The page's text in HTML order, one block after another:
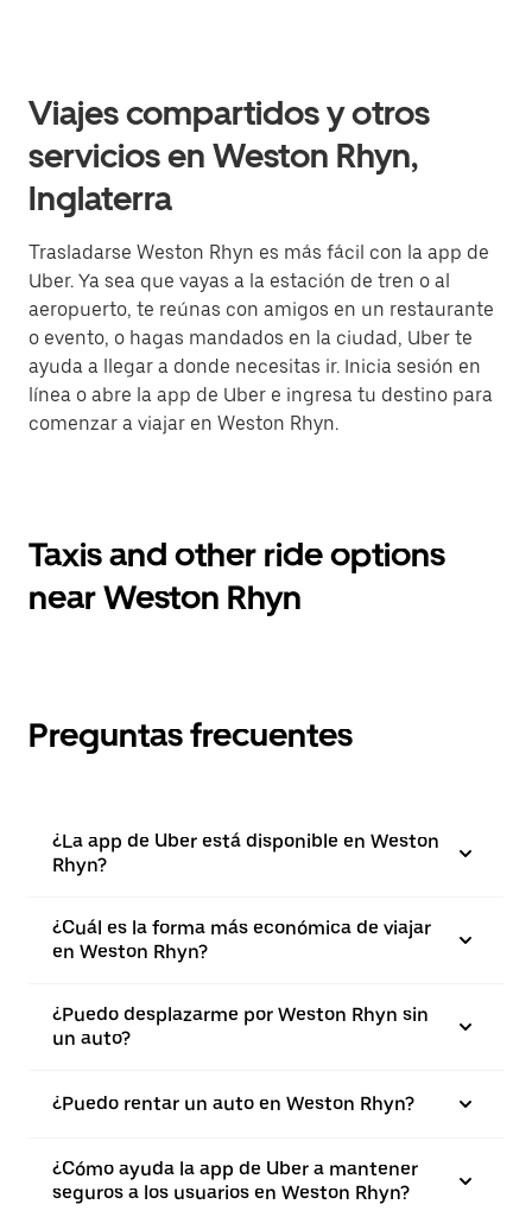
Viajes compartidos y otros
servicios en Weston Rhyn,
Inglaterra
Trasladarse Weston Rhyn es más fácil con la app de
Uber. Ya sea que vayas a la estación de tren o al
aeropuerto, te reúnas con amigos en un restaurante
o evento, o hagas mandados en la ciudad, Uber te
ayuda a llegar a donde necesitas ir. Inicia sesión en
línea o abre la app de Uber e ingresa tu destino para
comenzar a viajar en Weston Rhyn.
Taxis and other ride options
near Weston Rhyn
Preguntas frecuentes
¿La app de Uber está disponible en Weston
Rhyn?
¿Cuál es la forma más económica de viajar
en Weston Rhyn?
¿Puedo desplazarme por Weston Rhyn sin
un auto?
¿Puedo rentar un auto en Weston Rhyn?
¿Cómo ayuda la app de Uber a mantener
seguros a los usuarios en Weston Rhyn?